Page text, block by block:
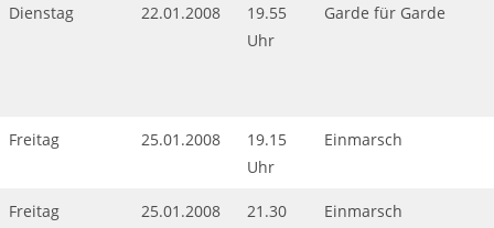
Dienstag 22.01.2008
19.55
Uhr
Garde für Garde
Freitag 25.01.2008
19.15
Uhr
Einmarsch
Freitag 25.01.2008 21.30 Einmarsch